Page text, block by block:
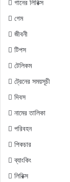
গানের লিরিক্স
গেম
জীবনী
টিপস
টেলিকম
ট্রেনের সময়সূচী
দিবস
নামের তালিকা
পরিবহন
পিকচার
ব্যাংকিং
লিরিক্স